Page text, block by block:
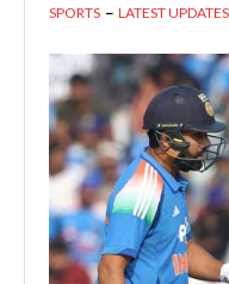
SPORTS LATEST UPDATES